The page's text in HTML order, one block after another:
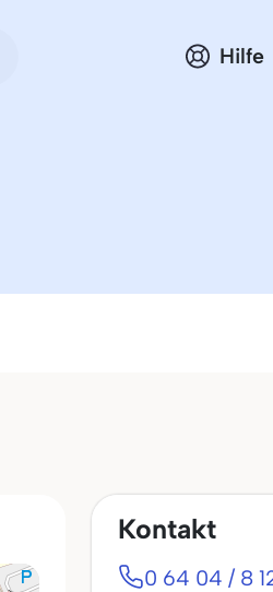
Hilfe
Kontakt
0 64 04 / 8